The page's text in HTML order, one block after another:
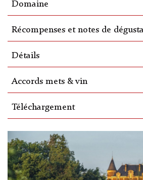
Domaine
Récompenses et notes de
Détails
Accords mets & vin
Téléchargement